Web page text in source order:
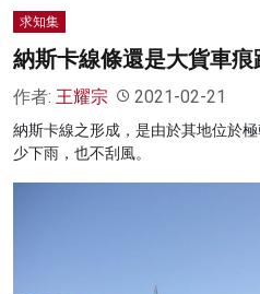
求知集
納斯卡線條還是大貨車痕
作者: 王耀宗 2021-02-21
納斯卡線之形成，是由於其地位於
少下雨，也不刮風。